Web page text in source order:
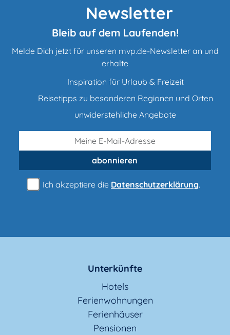
Newsletter
Bleib auf dem Laufenden!
Melde Dich jetzt für unseren mvp.de-Newsletter an und
erhalte
Inspiration für Urlaub & Freizeit
Reisetipps zu besonderen Regionen und Orten
unwiderstehliche Angebote
abonnieren
Ich akzeptiere die Datenschutzerklärung.
Unterkünfte
Hotels
Ferienwohnungen
Ferienhäuser
Pensionen